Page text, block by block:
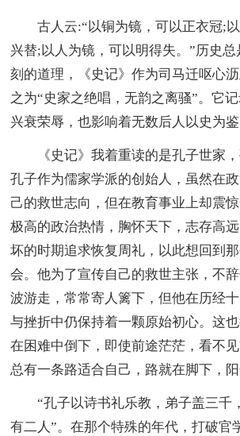
古人云:“以铜为镜，可以正衣冠;以
兴替;以人为镜，可以明得失。”历史
刻的道理，《史记》作为司马迁呕心
之为“史家之绝唱，无韵之离骚”。它
兴衰荣辱，也影响着无数后人以史为鉴
《史记》我着重读的是孔子世家，
孔子作为儒家学派的创始人，虽然在
己的救世志向，但在教育事业上却震
极高的政治热情，胸怀天下，志存高
坏的时期追求恢复周礼，以此想回到
会。他为了宣传自己的救世主张，不
波游走，常常寄人篱下，但他在历经
与挫折中仍保持着一颗原始初心。这
在困难中倒下，即使前途茫茫，看不
总有一条路适合自己，路就在脚下，阳
“孔子以诗书礼乐教，弟子盖三千
有二人”。在那个特殊的年代，打破官